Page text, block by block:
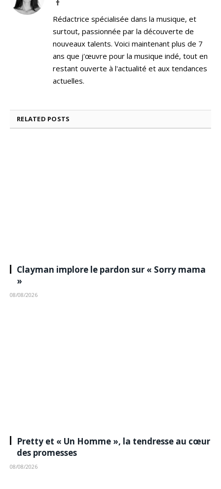
Facebook
Rédactrice spécialisée dans la musique, et
surtout, passionnée par la découverte de
nouveaux talents. Voici maintenant plus de 7
ans que j'œuvre pour la musique indé, tout en
restant ouverte à l'actualité et aux tendances
actuelles.
RELATED POSTS
Clayman implore le pardon sur « Sorry mama
»
08/08/2026
Pretty et « Un Homme », la tendresse au cœur
des promesses
08/08/2026